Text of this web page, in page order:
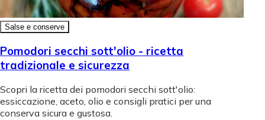
Salse e conserve
Pomodori secchi sott'olio - ricetta
tradizionale e sicurezza
Scopri la ricetta dei pomodori secchi sott'olio:
essiccazione, aceto, olio e consigli pratici per una
conserva sicura e gustosa.